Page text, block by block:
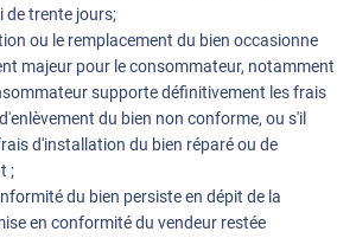
de trente jours;
ou le remplacement du bien occasionne
majeur pour le consommateur, notamment
supporte définitivement les frais
du bien non conforme, ou s'il
d'installation du bien réparé ou de
;
du bien persiste en dépit de la
en conformité du vendeur restée